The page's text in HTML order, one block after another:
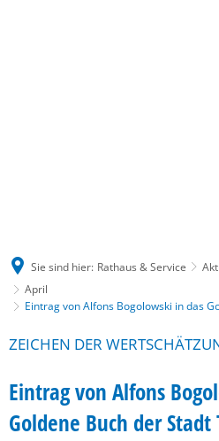
Sie sind hier: Rathaus & Service
April
Eintrag von Alfons Bogolowski in das
ZEICHEN DER
Eintrag von Alfons
Goldene Buch der Stadt